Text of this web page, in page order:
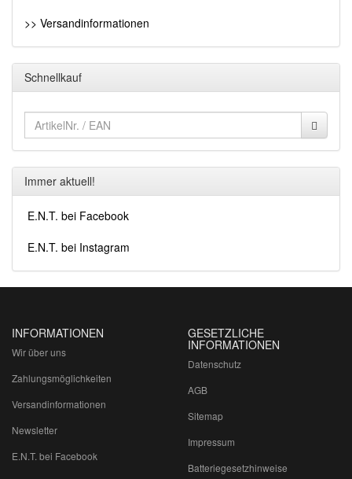
>> Versandinformationen
Schnellkauf
Immer aktuell!
E.N.T. bei Facebook
E.N.T. bei Instagram
INFORMATIONEN
Wir über uns
Zahlungsmöglichkeiten
Versandinformationen
Newsletter
E.N.T. bei Facebook
GESETZLICHE
INFORMATIONEN
Datenschutz
AGB
Sitemap
Impressum
Batteriegesetzhinweise